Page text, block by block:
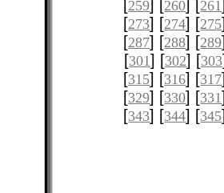
[259] [260] [261
[273] [274] [275
[287] [288] [289
[301] [302] [303
[315] [316] [317
[329] [330] [331
[343] [344] [345